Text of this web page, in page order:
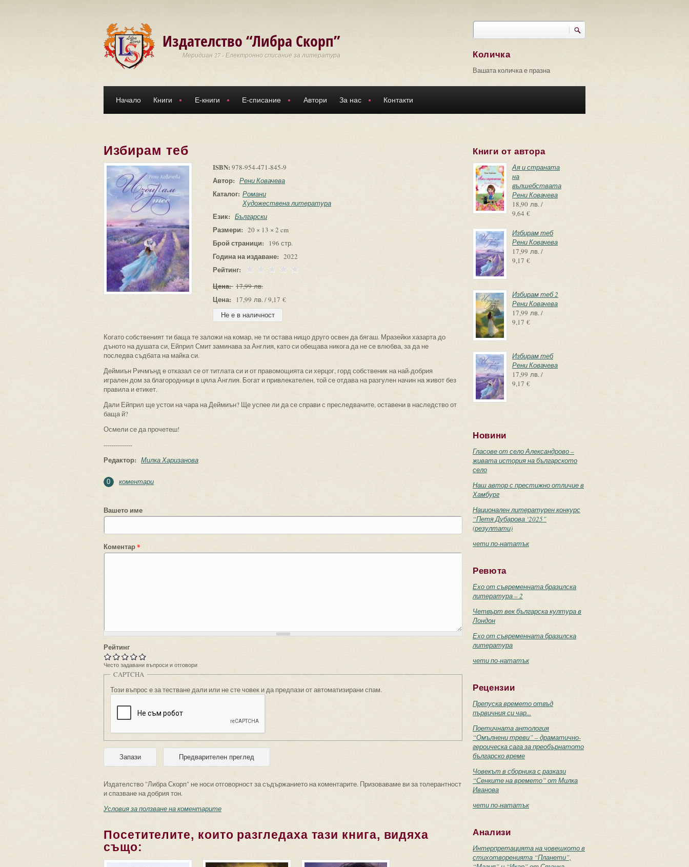
Издателство “Либра Скорп”
Меридиан 27 - Електронно списание за литература
Търси
Количка
Вашата количка е празна
Начало Книги Е-книги Е-списание Автори За нас Контакти
Избирам теб
ISBN: 978-954-471-845-9
Автор: Рени Ковачева
Каталог: Романи
Художествена литература
Език: Български
Размери: 20 × 13 × 2 cm
Брой страници: 196 стр.
Година на издаване: 2022
Рейтинг:
Цена: 17,99 лв.
Цена: 17,99 лв. / 9,17 €
Когато собственият ти баща те заложи на комар, не ти остава нищо друго освен да бягаш. Мразейки хазарта до
дъното на душата си, Ейприл Смит заминава за Англия, като си обещава никога да не се влюбва, за да не
последва съдбата на майка си.
Деймиън Ричмънд е отказал се от титлата си и от правомощията си херцог, горд собственик на най-добрия
игрален дом за благородници в цяла Англия. Богат и привлекателен, той се отдава на разгулен начин на живот без
правила и етикет.
Дали Ейприл ще устои на чара на Деймиън? Ще успее ли да се справи с преследвачите, оставени в наследство от
баща й?
Осмели се да прочетеш!
--------------
Редактор: Милка Харизанова
0 коментари
Вашето име
Коментар*
Рейтинг
Често задавани въпроси и отговори
CAPTCHA
Този въпрос е за тестване дали или не сте човек и да предпази от автоматизирани спам.
Издателство "Либра Скорп" не носи отговорност за съдържанието на коментарите. Призоваваме ви за толерантност
и спазване на добрия тон.
Условия за ползване на коментарите
Посетителите, които разгледаха тази книга, видяха
също:
Книги от автора
Ая и страната
на
вълшебствата
Рени Ковачева
18,90 лв. /
9,64 €
Избирам теб
Рени Ковачева
17,99 лв. /
9,17 €
Избирам теб 2
Рени Ковачева
17,99 лв. /
9,17 €
Избирам теб
Рени Ковачева
17,99 лв. /
9,17 €
Новини
Гласове от село Александрово –
живата история на българското
село
Наш автор с престижно отличие в
Хамбург
Национален литературен конкурс
“Петя Дубарова ‘2025”
(резултати)
чети по-нататък
Ревюта
Ехо от съвременната бразилска
литература – 2
Четвърт век българска култура в
Лондон
Ехо от съвременната бразилска
литература
чети по-нататък
Рецензии
Препуска времето отвъд
първичния си чар...
Поетичната антология
“Омълнени треви” – драматично-
героическа сага за преобърнатото
българско време
Човекът в сборника с разкази
“Сенките на времето” от Милка
Иванова
чети по-нататък
Анализи
Интерпретацията на човешкото в
стихотворенията “Планети”,